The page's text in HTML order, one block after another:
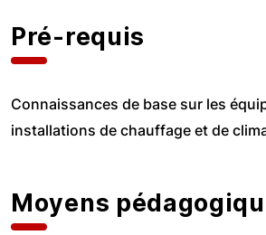
Pré-requis
Connaissances de base sur les
installations de chauffage et de
Moyens